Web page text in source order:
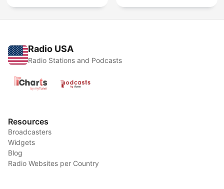
Radio USA
Radio Stations and Podcasts
Resources
Broadcasters
Widgets
Blog
Radio Websites per Country